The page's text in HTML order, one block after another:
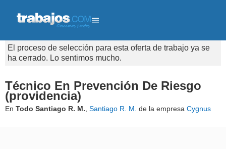
El proceso de selección para esta oferta de trabajo ya se
ha cerrado. Lo sentimos mucho.
Técnico En Prevención De Riesgo
(providencia)
En Todo Santiago R. M. Santiago R. M. de la empresa Cygnus